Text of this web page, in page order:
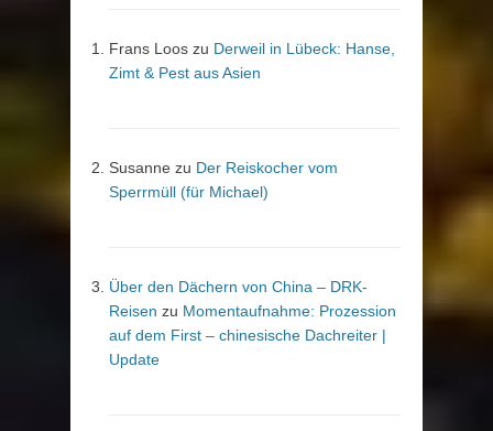
Frans Loos zu Derweil in Lübeck: Hanse,
Zimt & Pest aus Asien
Susanne zu Der Reiskocher vom
Sperrmüll (für Michael)
Über den Dächern von China – DRK-
Reisen zu Momentaufnahme: Prozession
auf dem First – chinesische Dachreiter |
Update